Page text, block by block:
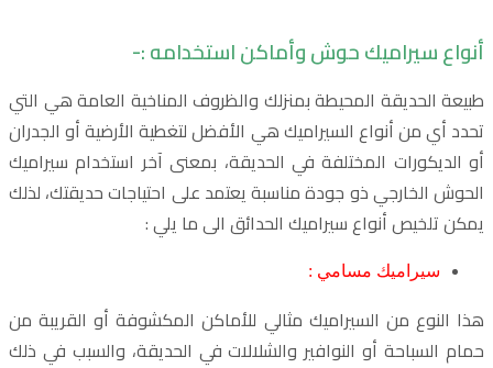
أنواع سيراميك حوش وأماكن استخدامه :-
طبيعة الحديقة المحيطة بمنزلك والظروف المناخية العامة هي التي
تحدد أي من أنواع السيراميك هي الأفضل لتغطية الأرضية أو الجدران
أو الديكورات المختلفة في الحديقة، بمعنى آخر استخدام سيراميك
الحوش الخارجي ذو جودة مناسبة يعتمد على احتياجات حديقتك، لذلك
يمكن تلخيص أنواع سيراميك الحدائق الى ما يلي :
سيراميك مسامي :
هذا النوع من السيراميك مثالي للأماكن المكشوفة أو القريبة من
حمام السباحة أو النوافير والشلالات في الحديقة، والسبب في ذلك